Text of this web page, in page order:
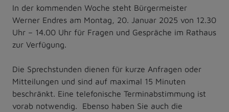
In der kommenden Woche steht Bürgermeister
Werner Endres am Montag, 20. Januar 2025 von 12.30
Uhr – 14.00 Uhr für Fragen und Gespräche im Rathaus
zur Verfügung.
Die Sprechstunden dienen für kurze Anfragen oder
Mitteilungen und sind auf maximal 15 Minuten
beschränkt. Eine telefonische Terminabstimmung ist
vorab notwendig. Ebenso haben Sie auch die